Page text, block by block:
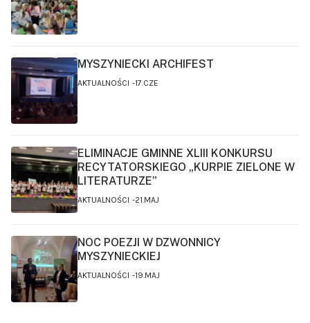
MYSZYNIECKI ARCHIFEST
AKTUALNOŚCI 17.CZE
ELIMINACJE GMINNE XLIII KONKURSU
RECYTATORSKIEGO „KURPIE ZIELONE W
LITERATURZE”
AKTUALNOŚCI 21.MAJ
NOC POEZJI W DZWONNICY
MYSZYNIECKIEJ
AKTUALNOŚCI 19.MAJ